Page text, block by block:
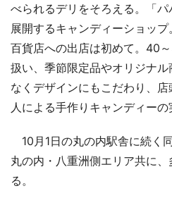
べられるデリをそろえる。「パ
展開するキャンディーショップ
百貨店への出店は初めて。40
扱い、季節限定品やオリジナ
なくデザインにもこだわり、
人による手作りキャンディーの
10月1日の丸の内駅舎に続く
丸の内・八重洲側エリア共に
る。